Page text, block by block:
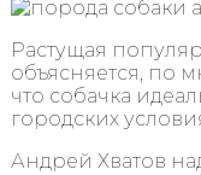
Растущая
объясняется, по
что собачка
городских
Андрей Хватов